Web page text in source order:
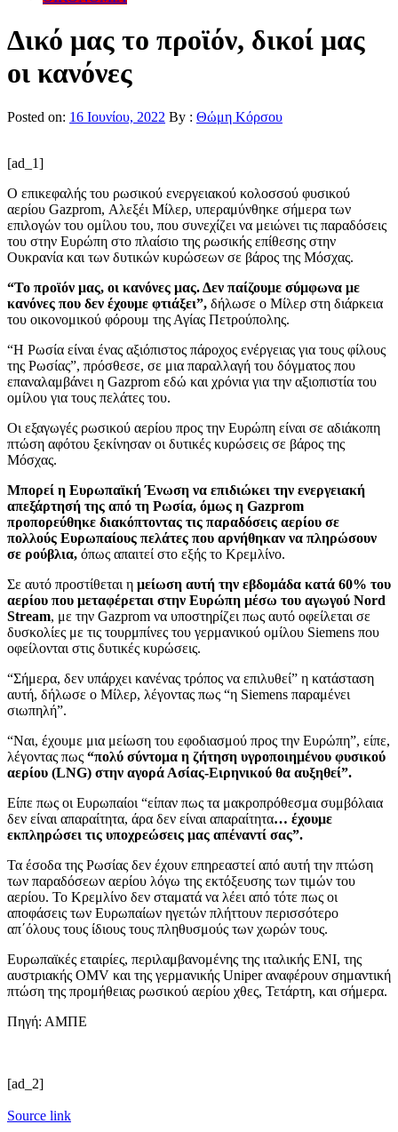
Δικό μας το προϊόν, δικοί μας
οι κανόνες
Posted on: 16 Ιουνίου, 2022 By : Θώμη Κόρσου
[ad_1]
Ο επικεφαλής του ρωσικού ενεργειακού κολοσσού φυσικού
αερίου Gazprom, Αλεξέι Μίλερ, υπεραμύνθηκε σήμερα των
επιλογών του ομίλου του, που συνεχίζει να μειώνει τις παραδόσεις
του στην Ευρώπη στο πλαίσιο της ρωσικής επίθεσης στην
Ουκρανία και των δυτικών κυρώσεων σε βάρος της Μόσχας.
“Το προϊόν μας, οι κανόνες μας. Δεν παίζουμε σύμφωνα με
κανόνες που δεν έχουμε φτιάξει”, δήλωσε ο Μίλερ στη διάρκεια
του οικονομικού φόρουμ της Αγίας Πετρούπολης.
“Η Ρωσία είναι ένας αξιόπιστος πάροχος ενέργειας για τους φίλους
της Ρωσίας”, πρόσθεσε, σε μια παραλλαγή του δόγματος που
επαναλαμβάνει η Gazprom εδώ και χρόνια για την αξιοπιστία του
ομίλου για τους πελάτες του.
Οι εξαγωγές ρωσικού αερίου προς την Ευρώπη είναι σε αδιάκοπη
πτώση αφότου ξεκίνησαν οι δυτικές κυρώσεις σε βάρος της
Μόσχας.
Μπορεί η Ευρωπαϊκή Ένωση να επιδιώκει την ενεργειακή
απεξάρτησή της από τη Ρωσία, όμως η Gazprom
προπορεύθηκε διακόπτοντας τις παραδόσεις αερίου σε
πολλούς Ευρωπαίους πελάτες που αρνήθηκαν να πληρώσουν
σε ρούβλια, όπως απαιτεί στο εξής το Κρεμλίνο.
Σε αυτό προστίθεται η μείωση αυτή την εβδομάδα κατά 60% του
αερίου που μεταφέρεται στην Ευρώπη μέσω του αγωγού Nord
Stream, με την Gazprom να υποστηρίζει πως αυτό οφείλεται σε
δυσκολίες με τις τουρμπίνες του γερμανικού ομίλου Siemens που
οφείλονται στις δυτικές κυρώσεις.
“Σήμερα, δεν υπάρχει κανένας τρόπος να επιλυθεί” η κατάσταση
αυτή, δήλωσε ο Μίλερ, λέγοντας πως “η Siemens παραμένει
σιωπηλή”.
“Ναι, έχουμε μια μείωση του εφοδιασμού προς την Ευρώπη”, είπε,
λέγοντας πως “πολύ σύντομα η ζήτηση υγροποιημένου φυσικού
αερίου (LNG) στην αγορά Ασίας-Ειρηνικού θα αυξηθεί”.
Είπε πως οι Ευρωπαίοι “είπαν πως τα μακροπρόθεσμα συμβόλαια
δεν είναι απαραίτητα, άρα δεν είναι απαραίτητα… έχουμε
εκπληρώσει τις υποχρεώσεις μας απέναντί σας”.
Τα έσοδα της Ρωσίας δεν έχουν επηρεαστεί από αυτή την πτώση
των παραδόσεων αερίου λόγω της εκτόξευσης των τιμών του
αερίου. Το Κρεμλίνο δεν σταματά να λέει από τότε πως οι
αποφάσεις των Ευρωπαίων ηγετών πλήττουν περισσότερο
απ΄όλους τους ίδιους τους πληθυσμούς των χωρών τους.
Ευρωπαϊκές εταιρίες, περιλαμβανομένης της ιταλικής ENI, της
αυστριακής OMV και της γερμανικής Uniper αναφέρουν σημαντική
πτώση της προμήθειας ρωσικού αερίου χθες, Τετάρτη, και σήμερα.
Πηγή: ΑΜΠΕ
[ad_2]
Source link